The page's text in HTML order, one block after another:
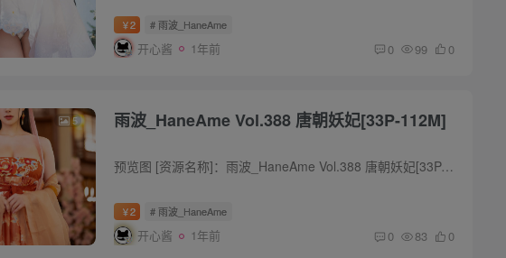
￥2 # 雨波_HaneAme
开心酱 1年前 0 99 0
5 雨波_HaneAme Vol.388 唐朝妖妃[33P-112M]
预览图 [资源名称]：雨波_HaneAme Vol.388 唐朝妖妃[33P-112M] [水印说明]：预览图有压缩,套图内均为原版无水印高清大图 [版权申明]：本站内容均来自网络,仅作分享,如有问题请联系删除 [下载方...
￥2 # 雨波_HaneAme
开心酱 1年前 0 83 0